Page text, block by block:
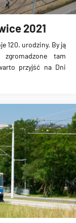
2021
120. urodziny. By ją
tam
przyjść na Dni